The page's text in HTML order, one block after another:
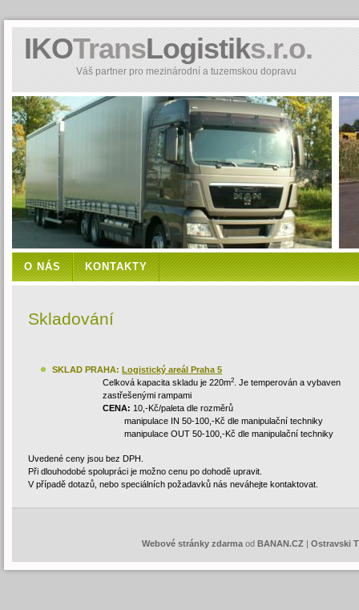
IKOTransLogistiks.r.o.
Váš partner pro mezinárodní a tuzemskou dopravu
O NÁS KONTAKTY
Skladování
SKLAD PRAHA: Logistický areál Praha 5
Celková kapacita skladu je 220m2 . Je temperován a vybaven
zastřešenými rampami
CENA: 10,-Kč/paleta dle rozměrů
manipulace IN 50-100,-Kč dle manipulační techniky
manipulace OUT 50-100,-Kč dle manipulační techniky
Uvedené ceny jsou bez DPH.
Při dlouhodobé spolupráci je možno cenu po dohodě upravit.
V případě dotazů, nebo speciálních požadavků nás neváhejte kontaktovat.
Webové stránky zdarmaod BANAN.CZ | Ostravski